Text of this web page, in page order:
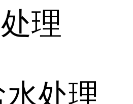
理
处理